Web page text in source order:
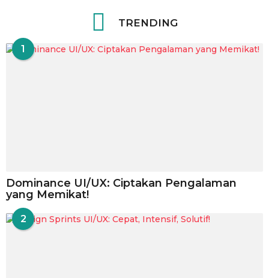
TRENDING
1
Dominance UI/UX: Ciptakan Pengalaman
yang Memikat!
2